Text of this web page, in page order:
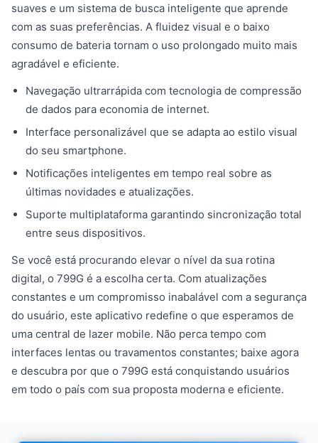
suaves e um sistema de busca inteligente que aprende
com as suas preferências. A fluidez visual e o baixo
consumo de bateria tornam o uso prolongado muito mais
agradável e eficiente.
Navegação ultrarrápida com tecnologia de compressão
de dados para economia de internet.
Interface personalizável que se adapta ao estilo visual
do seu smartphone.
Notificações inteligentes em tempo real sobre as
últimas novidades e atualizações.
Suporte multiplataforma garantindo sincronização total
entre seus dispositivos.
Se você está procurando elevar o nível da sua rotina
digital, o 799G é a escolha certa. Com atualizações
constantes e um compromisso inabalável com a segurança
do usuário, este aplicativo redefine o que esperamos de
uma central de lazer mobile. Não perca tempo com
interfaces lentas ou travamentos constantes; baixe agora
e descubra por que o 799G está conquistando usuários
em todo o país com sua proposta moderna e eficiente.